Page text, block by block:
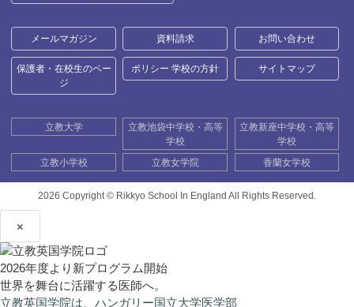
メールマガジン 資料請求 お問い合わせ
保護者・在校生のペー
ジ
ポリシー 学校の方針 サイトマップ
立教大学
立教池袋中学校・高等
学校
立教新座中学校・高等
学校
立教小学校
立教女学院 香蘭女学校
2026 Copyright © Rikkyo School In England All Rights Reserved.
×
2026年度より新プログラム開始
世界を舞台に活躍する医師へ。
立教英国学院は、ハンガリー国立大学医学部